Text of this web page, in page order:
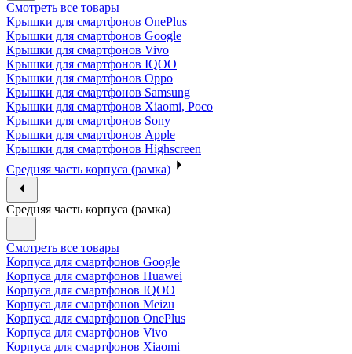
Смотреть все товары
Крышки для смартфонов OnePlus
Крышки для смартфонов Google
Крышки для смартфонов Vivo
Крышки для смартфонов IQOO
Крышки для смартфонов Oppo
Крышки для смартфонов Samsung
Крышки для смартфонов Xiaomi, Poco
Крышки для смартфонов Sony
Крышки для смартфонов Apple
Крышки для смартфонов Highscreen
Средняя часть корпуса (рамка)
Средняя часть корпуса (рамка)
Смотреть все товары
Корпуса для смартфонов Google
Корпуса для смартфонов Huawei
Корпуса для смартфонов IQOO
Корпуса для смартфонов Meizu
Корпуса для смартфонов OnePlus
Корпуса для смартфонов Vivo
Корпуса для смартфонов Xiaomi